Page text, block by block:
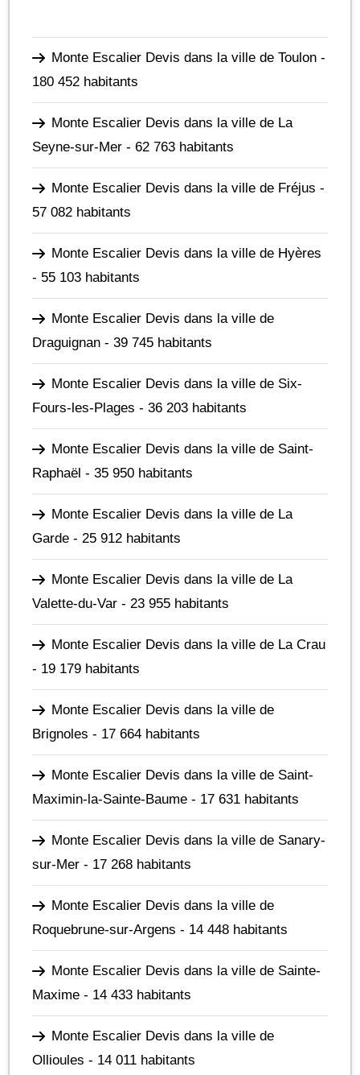
Monte Escalier Devis dans la ville de Toulon -
180 452 habitants
Monte Escalier Devis dans la ville de La
Seyne-sur-Mer - 62 763 habitants
Monte Escalier Devis dans la ville de Fréjus -
57 082 habitants
Monte Escalier Devis dans la ville de Hyères
- 55 103 habitants
Monte Escalier Devis dans la ville de
Draguignan - 39 745 habitants
Monte Escalier Devis dans la ville de Six-
Fours-les-Plages - 36 203 habitants
Monte Escalier Devis dans la ville de Saint-
Raphaël - 35 950 habitants
Monte Escalier Devis dans la ville de La
Garde - 25 912 habitants
Monte Escalier Devis dans la ville de La
Valette-du-Var - 23 955 habitants
Monte Escalier Devis dans la ville de La Crau
- 19 179 habitants
Monte Escalier Devis dans la ville de
Brignoles - 17 664 habitants
Monte Escalier Devis dans la ville de Saint-
Maximin-la-Sainte-Baume - 17 631 habitants
Monte Escalier Devis dans la ville de Sanary-
sur-Mer - 17 268 habitants
Monte Escalier Devis dans la ville de
Roquebrune-sur-Argens - 14 448 habitants
Monte Escalier Devis dans la ville de Sainte-
Maxime - 14 433 habitants
Monte Escalier Devis dans la ville de
Ollioules - 14 011 habitants